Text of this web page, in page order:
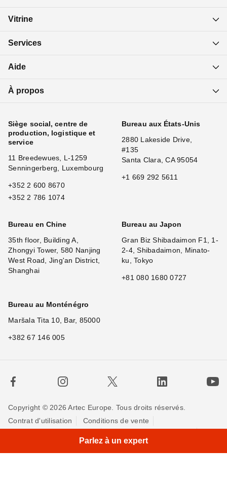
Vitrine
Services
Aide
À propos
Siège social, centre de
production, logistique et
service
11 Breedewues, L-1259
Senningerberg, Luxembourg
+352 2 600 8670
+352 2 786 1074
Bureau aux États-Unis
2880 Lakeside Drive,
#135
Santa Clara, CA 95054
+1 669 292 5611
Bureau en Chine
35th floor, Building A,
Zhongyi Tower, 580 Nanjing
West Road, Jing'an District,
Shanghai
Bureau au Japon
Gran Biz Shibadaimon F1, 1-
2-4, Shibadaimon, Minato-
ku, Tokyo
+81 080 1680 0727
Bureau au Monténégro
Maršala Tita 10, Bar, 85000
+382 67 146 005
Copyright © 2026 Artec Europe. Tous droits réservés.
Contrat d'utilisation
Conditions de vente
Parlez à un expert